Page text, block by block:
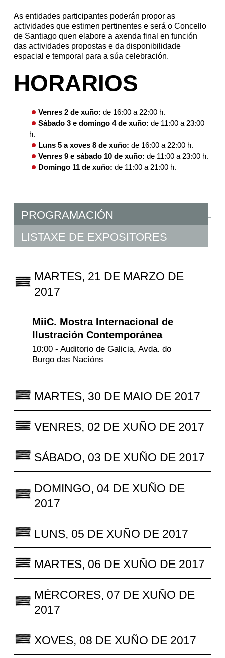
As entidades participantes poderán propor as
actividades que estimen pertinentes e será o Concello
de Santiago quen elabore a axenda final en función
das actividades propostas e da disponibilidade
espacial e temporal para a súa celebración.
HORARIOS
Venres 2 de xuño:de 16:00 a 22:00 h.
Sábado 3 e domingo 4 de xuño: de 11:00 a 23:00
h.
Luns 5 a xoves 8 de xuño:de 16:00 a 22:00 h.
Venres 9 e sábado 10 de xuño: de 11:00 a 23:00 h.
Domingo 11 de xuño: de 11:00 a 21:00 h.
PROGRAMACIÓN
LISTAXE DE EXPOSITORES
MARTES, 21 DE MARZO DE
2017
MiiC. Mostra Internacional de
Ilustración Contemporánea
10:00 - Auditorio de Galicia, Avda. do
Burgo das Nacións
MARTES, 30 DE MAIO DE 2017
VENRES, 02 DE XUÑO DE 2017
SÁBADO, 03 DE XUÑO DE 2017
DOMINGO, 04 DE XUÑO DE
2017
LUNS, 05 DE XUÑO DE 2017
MARTES, 06 DE XUÑO DE 2017
MÉRCORES, 07 DE XUÑO DE
2017
XOVES, 08 DE XUÑO DE 2017